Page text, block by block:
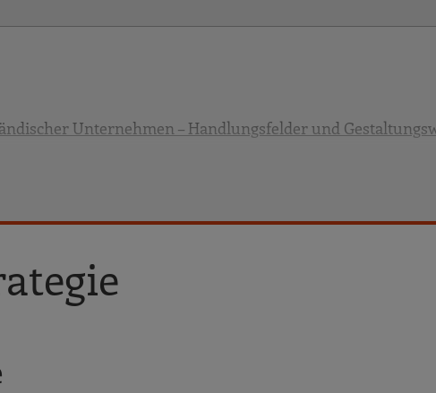
Unternehmen – Handlungsfelder und